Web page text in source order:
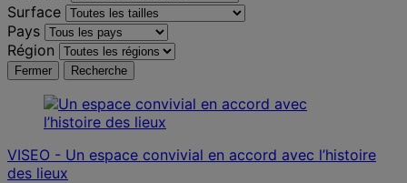
Surface
Pays
Région
Fermer Recherche
VISEO - Un espace convivial en accord avec l’histoire
des lieux